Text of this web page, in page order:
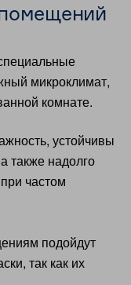
микроклимат,
комнате.
устойчивы
также надолго
частом
подойдут
так как их